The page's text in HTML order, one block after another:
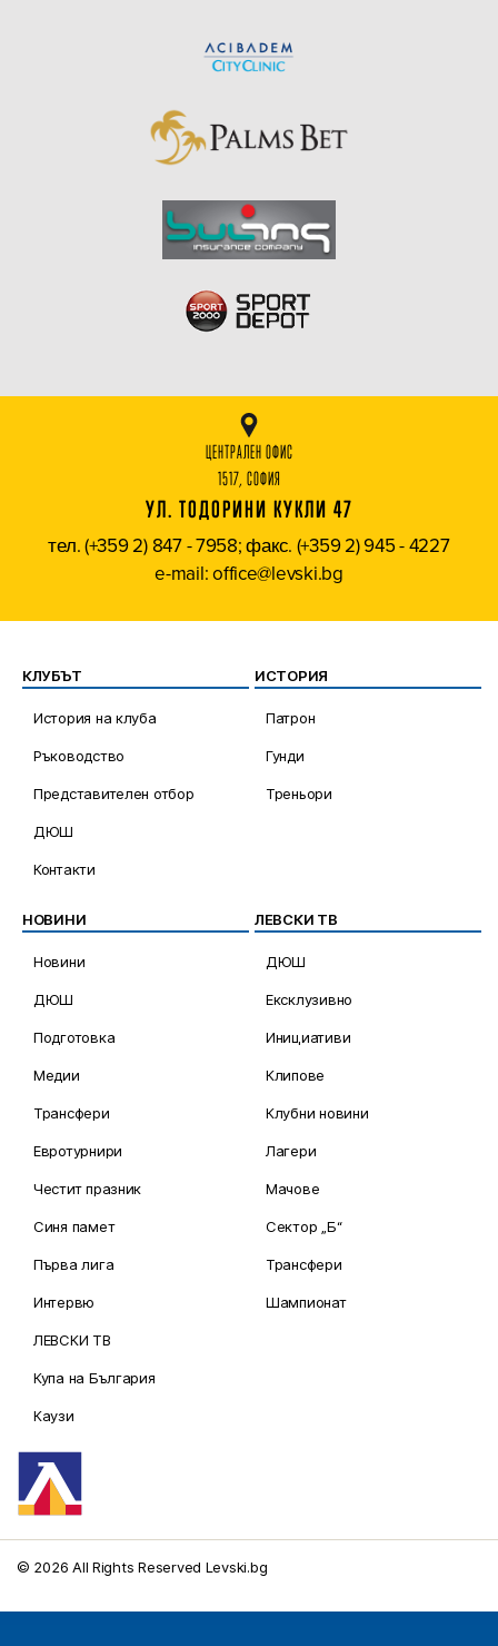
ЦЕНТРАЛЕН ОФИС
1517, СОФИЯ
УЛ. ТОДОРИНИ КУКЛИ 47
тел. (+359 2) 847 - 7958; факс. (+359 2) 945 - 4227
e-mail: office@levski.bg
КЛУБЪТ
История на клуба
Ръководство
Представителен отбор
ДЮШ
Контакти
ИСТОРИЯ
Патрон
Гунди
Треньори
НОВИНИ
Новини
ДЮШ
Подготовка
Медии
Трансфери
Евротурнири
Честит празник
Синя памет
Първа лига
Интервю
ЛЕВСКИ ТВ
Купа на България
Каузи
ЛЕВСКИ ТВ
ДЮШ
Ексклузивно
Инициативи
Клипове
Клубни новини
Лагери
Мачове
Сектор „Б“
Трансфери
Шампионат
© 2026 All Rights Reserved Levski.bg